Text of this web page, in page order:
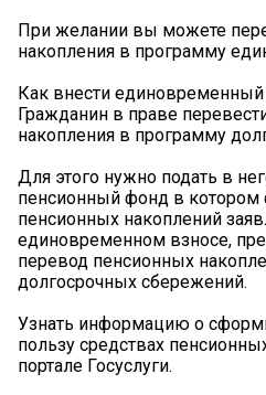
При желании вы можете
накопления в программу
Как внести единовременный
Гражданин в праве
накопления в программу
Для этого нужно подать в
пенсионный фонд в котором
пенсионных накоплений
единовременном взносе,
перевод пенсионных
долгосрочных сбережений.
Узнать информацию о
пользу средствах
портале Госуслуги.